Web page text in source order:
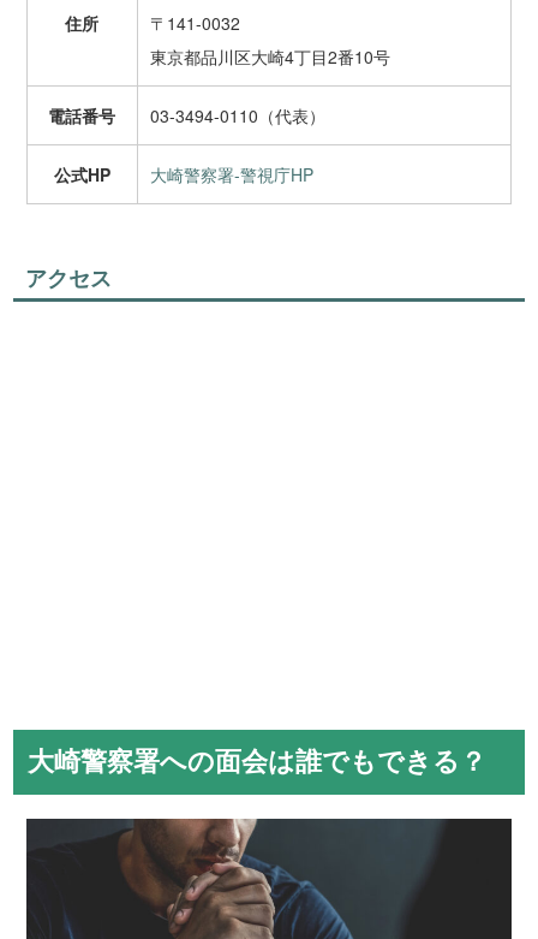
住所
〒141-0032
東京都品川区大崎4丁目2番10号
電話番号 03-3494-0110（代表）
公式HP 大崎警察署-警視庁HP
アクセス
大崎警察署への面会は誰でもできる？